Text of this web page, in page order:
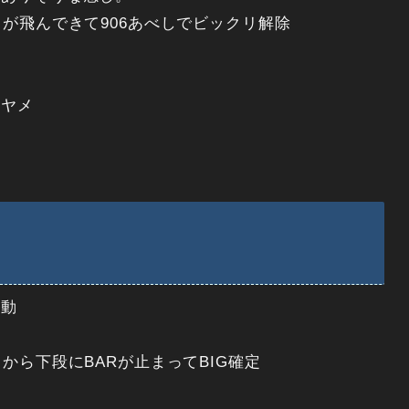
飛んできて906あべしでビックリ解除
メ
ら下段にBARが止まってBIG確定